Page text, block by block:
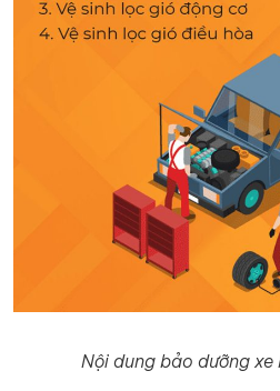
Nội dung bảo dưỡng